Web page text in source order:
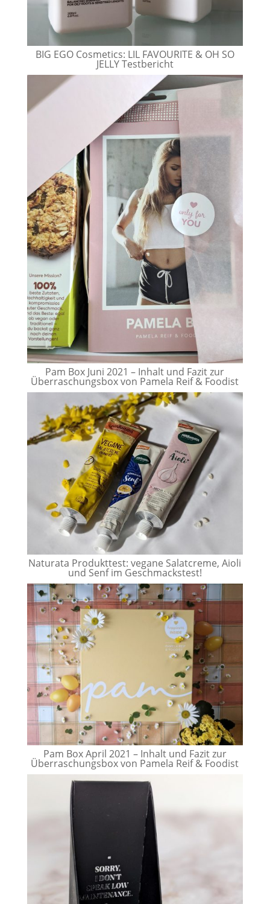
BIG EGO Cosmetics: LIL FAVOURITE & OH SO
JELLY Testbericht
Pam Box Juni 2021 – Inhalt und Fazit zur
Überraschungsbox von Pamela Reif & Foodist
Naturata Produkttest: vegane Salatcreme, Aioli
und Senf im Geschmackstest!
Pam Box April 2021 – Inhalt und Fazit zur
Überraschungsbox von Pamela Reif & Foodist